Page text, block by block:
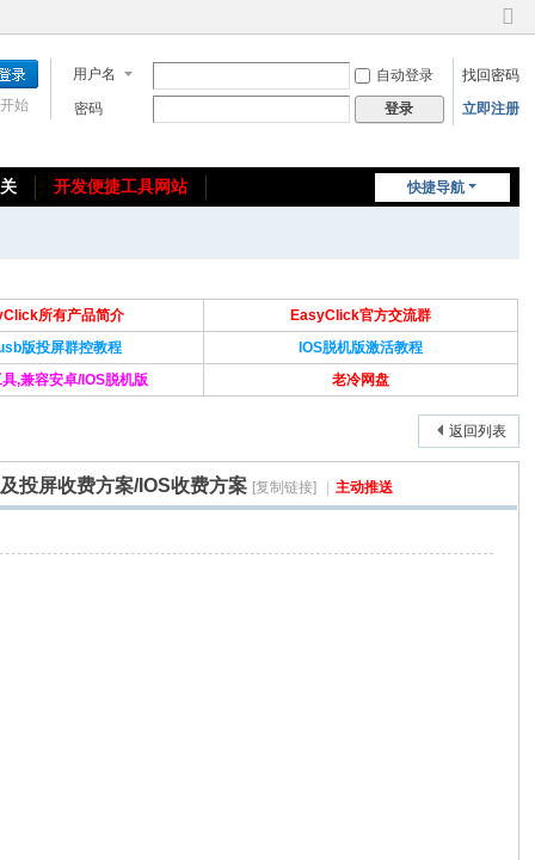
切
到
窄
用户名 自动登录
找回密码
密码
登录 立即注册
始
快捷导航
开发便捷工具网站
所有产品简介
EasyClick官方交流群
版投屏群控教程
IOS脱机版激活教程
,兼容安卓/IOS脱机版
老冷网盘
返回列表
投屏收费方案/IOS收费方案 [复制链接] 主动推送